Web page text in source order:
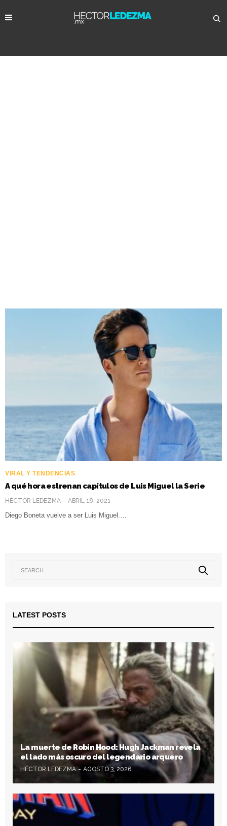
VIRAL Y TENDENCIAS
A qué hora estrenan capítulos de Luis Miguel la Serie
HÉCTOR LEDEZMA ABRIL 18, 2021
Diego Boneta vuelve a ser Luis Miguel.…
LATEST POSTS
La muerte de Robin Hood: Hugh Jackman revela
el lado más oscuro del legendario arquero
HÉCTOR LEDEZMA AGOSTO 3, 2026